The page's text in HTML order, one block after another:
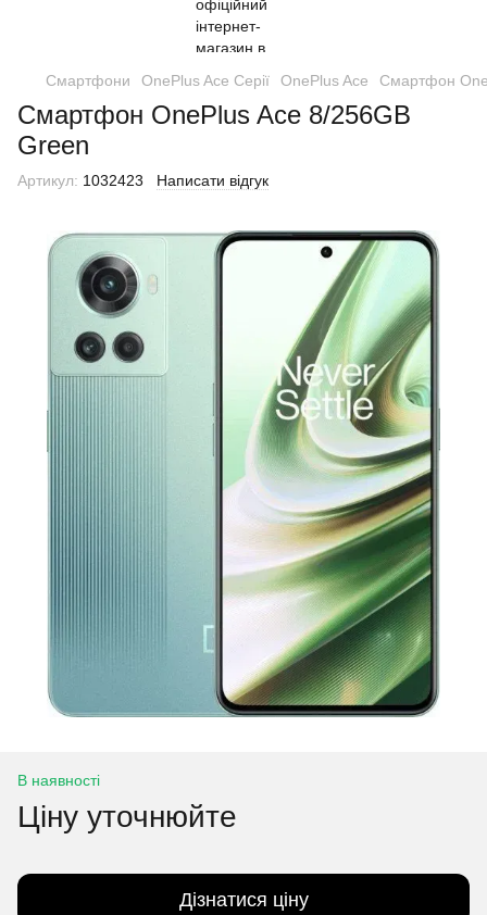
Смартфони OnePlus Ace Серії OnePlus Ace Смартфон
Смартфон OnePlus Ace 8/256GB
Green
Артикул: 1032423 Написати відгук
В наявності
Ціну уточнюйте
Дізнатися ціну